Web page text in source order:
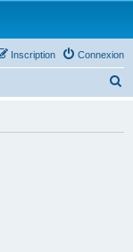
Connexion
Inscription